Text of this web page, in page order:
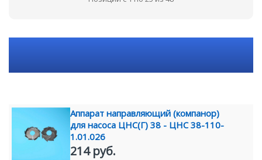
Аппарат направляющий (компанор)
для насоса ЦНС(Г) 38 - ЦНС 38-110-
1.01.026
214 руб.